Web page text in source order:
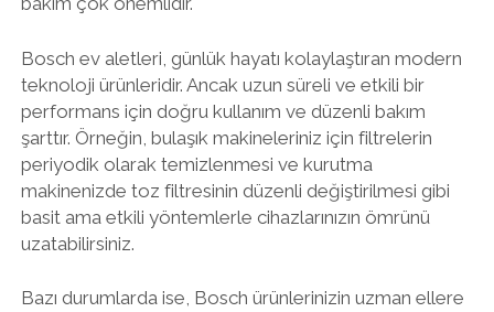
Bosch ev aletleri, günlük hayatı kolaylaştıran modern
teknoloji ürünleridir. Ancak uzun süreli ve etkili bir
performans için doğru kullanım ve düzenli bakım
şarttır. Örneğin, bulaşık makineleriniz için filtrelerin
periyodik olarak temizlenmesi ve kurutma
makinenizde toz filtresinin düzenli değiştirilmesi gibi
basit ama etkili yöntemlerle cihazlarınızın ömrünü
uzatabilirsiniz.
Bazı durumlarda ise, Bosch ürünlerinizin uzman ellere